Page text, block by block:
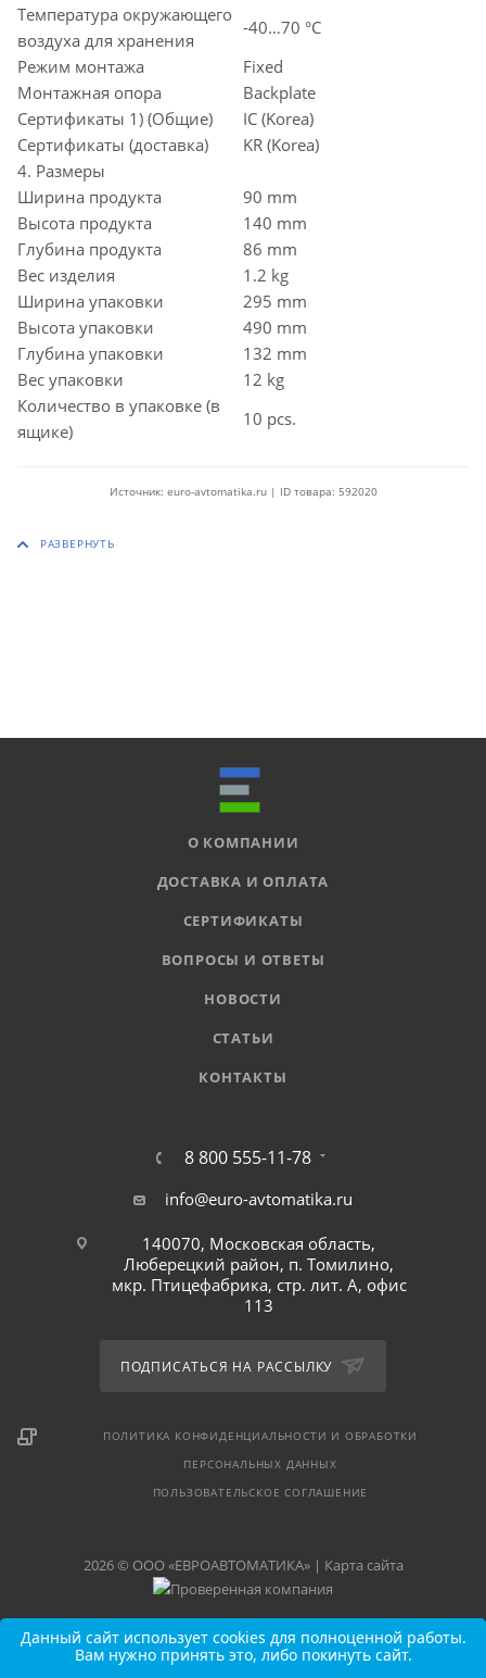
Температура окружающего
воздуха для хранения
-40…70 °C
Режим монтажа
Fixed
Монтажная опора
Backplate
Сертификаты 1) (Общие)
IC (Korea)
Сертификаты (доставка)
KR (Korea)
4. Размеры
Ширина продукта
90 mm
Высота продукта
140 mm
Глубина продукта
86 mm
Вес изделия
1.2 kg
Ширина упаковки
295 mm
Высота упаковки
490 mm
Глубина упаковки
132 mm
Вес упаковки
12 kg
Количество в упаковке (в
ящике)
10 pcs.
Источник: euro-avtomatika.ru | ID товара: 592020
О КОМПАНИИ
ДОСТАВКА И ОПЛАТА
СЕРТИФИКАТЫ
ВОПРОСЫ И ОТВЕТЫ
НОВОСТИ
СТАТЬИ
КОНТАКТЫ
8 800 555-11-78
info@euro-avtomatika.ru
140070, Московская область,
Люберецкий район, п. Томилино,
мкр. Птицефабрика, стр. лит. А, офис
113
ПОДПИСАТЬСЯ НА РАССЫЛКУ
ПОЛИТИКА КОНФИДЕНЦИАЛЬНОСТИ И ОБРАБОТКИ
ПЕРСОНАЛЬНЫХ ДАННЫХ
ПОЛЬЗОВАТЕЛЬСКОЕ СОГЛАШЕНИЕ
2026 © ООО «ЕВРОАВТОМАТИКА» | Карта сайта
Данный сайт использует cookies для полноценной работы.
Вам нужно принять это, либо покинуть сайт.